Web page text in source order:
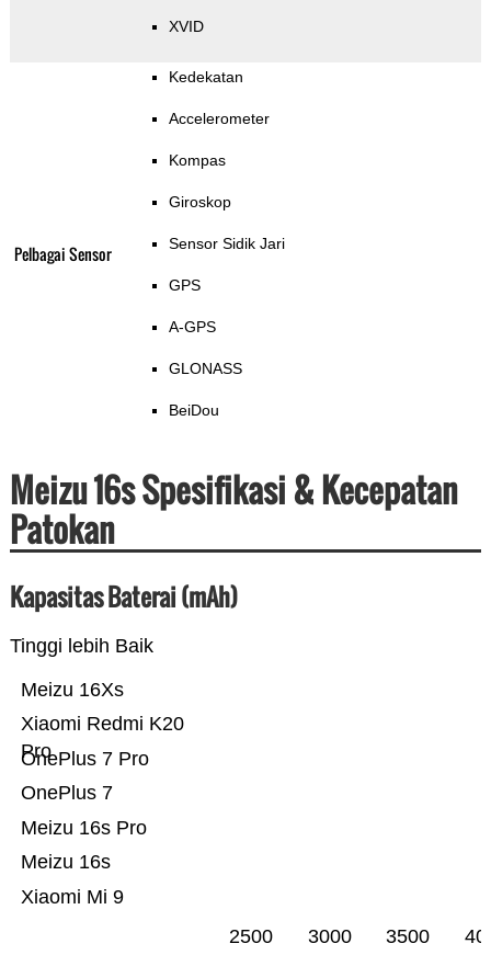
XVID
Pelbagai Sensor
Kedekatan
Accelerometer
Kompas
Giroskop
Sensor Sidik Jari
GPS
A-GPS
GLONASS
BeiDou
Meizu 16s Spesifikasi & Kecepatan
Patokan
Kapasitas Baterai (mAh)
Tinggi lebih Baik
Xiaomi Mi 9
Meizu 16s
Meizu 16s Pro
OnePlus 7
OnePlus 7 Pro
Xiaomi Redmi K20
Pro
Meizu 16Xs
2500 3000 3500